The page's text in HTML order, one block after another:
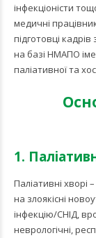
інфекціоністи
медичні
підготовці
на базі НМАПО
паліативної та
1.
Паліативні хворі
на злоякісні
інфекцію/СНІД,
неврологічні,